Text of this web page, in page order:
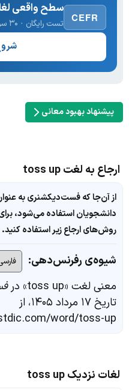
CEFR
سطح واقعی
تست رایگان · ۳۰ سوال · نتیجه فوری
پیشنهاد بهبود معانی
ارجاع به لغت toss up
از آن‌جا که فست‌دیکشنری به
دانشجویان استفاده می‌شود،
روش‌های ارجاع زیر استفاده کنید.
شیوه‌ی رفرنس‌دهی:
معنی لغت «toss up» در
تاریخ ۱۷ مرداد ۱۴۰۵، از
word/toss-up
لغات نزدیک toss up